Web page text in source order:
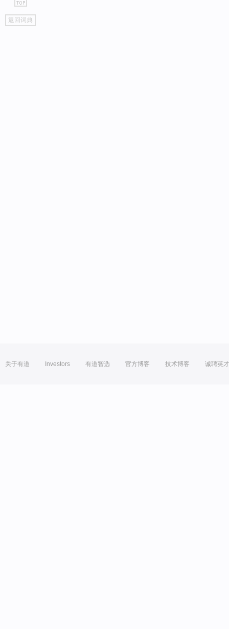
go
top
返回词典
关于有道 Investors 有道智选 官方博客 技术博客 诚聘英才